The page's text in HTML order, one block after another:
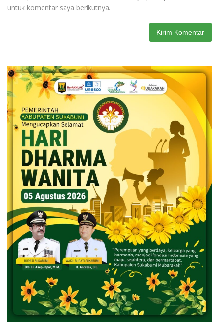
untuk komentar saya berikutnya.